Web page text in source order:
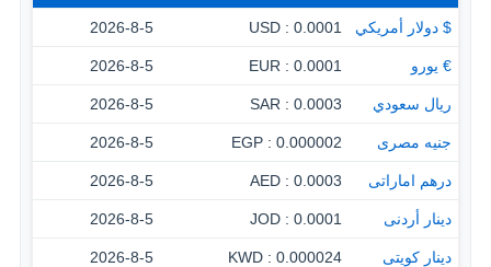
$ دولار أمريكي 0.0001 : USD
2026-8-5
€ يورو 0.0001 : EUR
2026-8-5
ريال سعودي 0.0003 : SAR
2026-8-5
جنيه مصرى 0.000002 : EGP
2026-8-5
درهم اماراتى 0.0003 : AED
2026-8-5
دينار أردنى 0.0001 : JOD
2026-8-5
دينار كويتى 0.000024 : KWD
2026-8-5